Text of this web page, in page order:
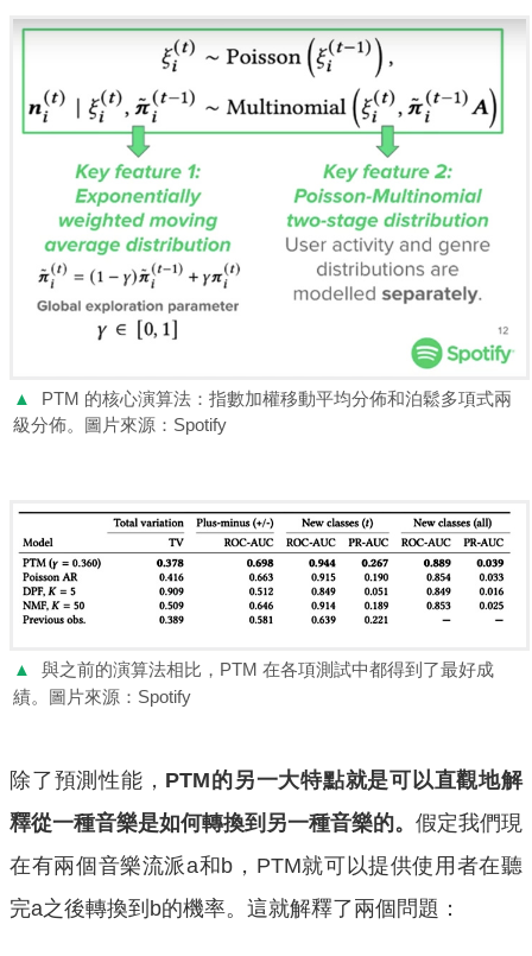
▲
PTM 的核心演算法：指數加權移動平均分佈和泊鬆多項式兩
級分佈。圖片來源：Spotify
▲
與之前的演算法相比，PTM 在各項測試中都得到了最好成
績。圖片來源：Spotify
除了預測性能， PTM的另一大特點就是可以直觀地解
釋從一種音樂是如何轉換到另一種音樂的。 假定我們現
在有兩個音樂流派a和b，PTM就可以提供使用者在聽
完a之後轉換到b的機率。這就解釋了兩個問題：